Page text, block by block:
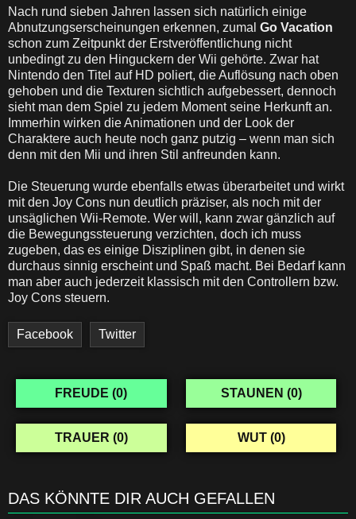
Nach rund sieben Jahren lassen sich natürlich einige
Abnutzungserscheinungen erkennen, zumal Go Vacation
schon zum Zeitpunkt der Erstveröffentlichung nicht
unbedingt zu den Hinguckern der Wii gehörte. Zwar hat
Nintendo den Titel auf HD poliert, die Auflösung nach oben
gehoben und die Texturen sichtlich aufgebessert, dennoch
sieht man dem Spiel zu jedem Moment seine Herkunft an.
Immerhin wirken die Animationen und der Look der
Charaktere auch heute noch ganz putzig – wenn man sich
denn mit den Mii und ihren Stil anfreunden kann.
Die Steuerung wurde ebenfalls etwas überarbeitet und wirkt
mit den Joy Cons nun deutlich präziser, als noch mit der
unsäglichen Wii-Remote. Wer will, kann zwar gänzlich auf
die Bewegungssteuerung verzichten, doch ich muss
zugeben, das es einige Disziplinen gibt, in denen sie
durchaus sinnig erscheint und Spaß macht. Bei Bedarf kann
man aber auch jederzeit klassisch mit den Controllern bzw.
Joy Cons steuern.
Facebook Twitter
FREUDE (0) STAUNEN (0)
TRAUER (0) WUT (0)
DAS KÖNNTE DIR AUCH GEFALLEN